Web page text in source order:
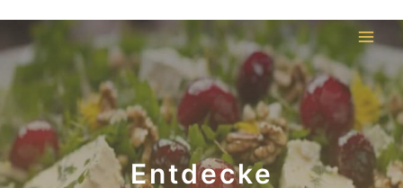
content
Main
Entdecke